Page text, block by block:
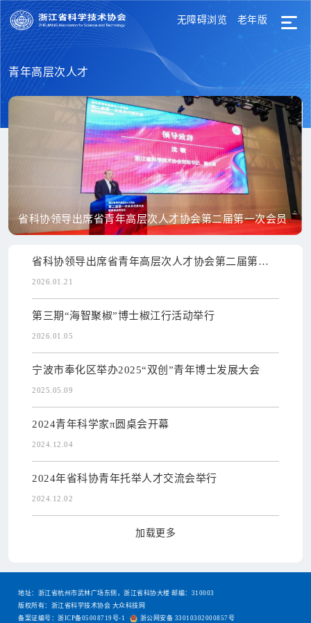
无障碍浏览 老年版
青年高层次人才
省科协领导出席省青年高层次人才协会第二届第一次会员代
表大会
省科协领导出席省青年高层次人才协会第二届第一
次会员代表大会
2026.01.21
第三期“海智聚椒”博士椒江行活动举行
2026.01.05
宁波市奉化区举办2025“双创”青年博士发展大会
2025.05.09
2024青年科学家π圆桌会开幕
2024.12.04
2024年省科协青年托举人才交流会举行
2024.12.02
加载更多
地址：浙江省杭州市武林广场东侧，浙江省科协大楼 邮编：310003
版权所有：浙江省科学技术协会 大众科技网
备案证编号：浙ICP备05008719号-1
浙公网安备 33010302000857号